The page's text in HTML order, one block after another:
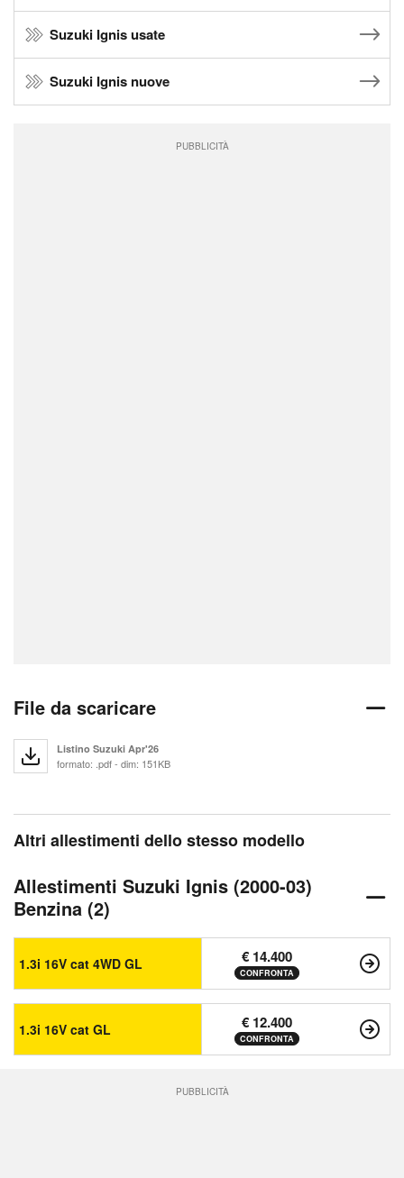
Suzuki Ignis usate
Suzuki Ignis nuove
PUBBLICITÀ
File da scaricare
Listino Suzuki Apr'26
formato: .pdf - dim: 151KB
Altri allestimenti dello stesso modello
Allestimenti Suzuki Ignis (2000-03)
Benzina (2)
1.3i 16V cat 4WD GL € 14.400
CONFRONTA
1.3i 16V cat GL € 12.400
CONFRONTA
PUBBLICITÀ